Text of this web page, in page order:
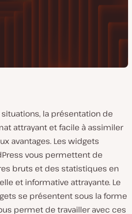
la présentation de
attrayant et facile à assimiler
avantages. Les widgets
vous permettent de
bruts et des statistiques en
et informative attrayante. Le
se présentent sous la forme
permet de travailler avec ces